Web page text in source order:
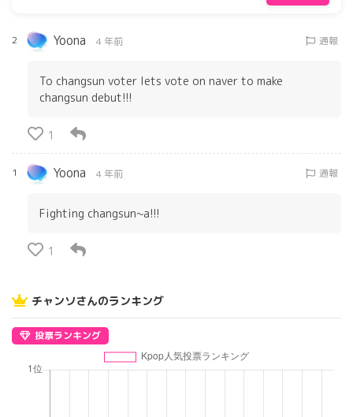
2 Yoona 4 年前 通報
To changsun voter lets vote on naver to make
changsun debut!!!
1
1 Yoona 4 年前 通報
Fighting changsun~a!!!
1
チャンソさんのランキング
投票ランキング